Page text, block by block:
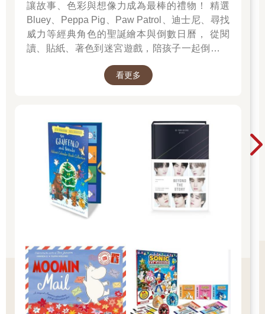
讓故事、色彩與想像力成為最棒的禮物！ 精選
Bluey、Peppa Pig、Paw Patrol、迪士尼、尋找
威力等經典角色的聖誕繪本與倒數日曆， 從閱
讀、貼紙、著色到迷宮遊戲，陪孩子一起倒數歡
滿的驚喜與節慶溫度， Read it, Play it, Feel the
看更多